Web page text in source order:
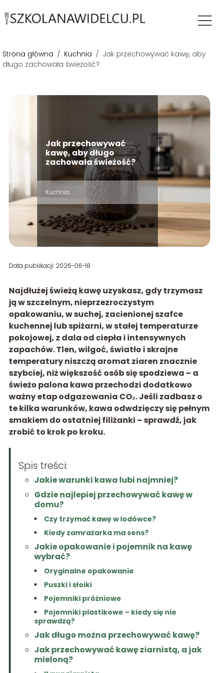
Strona główna / Kuchnia / Jak przechowywać kawę, aby
długo zachowała świeżość?
Jak przechowywać
kawę, aby długo
zachowała świeżość?
Kuchnia
Data publikacji: 2026-06-18
Najdłużej świeżą kawę uzyskasz, gdy trzymasz
ją wszczelnym, nieprzezroczystym
opakowaniu, wsuchej, zacienionej szafce
kuchennej lub spiżarni, wstałej temperaturze
pokojowej, z dala od ciepła i intensywnych
zapachów. Tlen, wilgoć, światło i skrajne
temperatury niszczą aromat ziaren znacznie
szybciej, niż większość osób się spodziewa – a
świeżo palona kawa przechodzi dodatkowo
ważny etap odgazowania CO₂. Jeśli zadbasz o
te kilka warunków, kawa odwdzięczy się pełnym
smakiem do ostatniej filiżanki – sprawdź, jak
zrobić to krok po kroku.
Spis treści:
Jakie warunki kawa lubi najmniej?
Gdzie najlepiej przechowywać kawę w
domu?
Czy trzymać kawę w lodówce?
Kiedy zamrażarka ma sens?
Jakie opakowanie i pojemnik na kawę
wybrać?
Oryginalne opakowanie
Puszki i słoiki
Pojemniki próżniowe
Pojemniki plastikowe – kiedy się nie
sprawdzą?
Jak długo można przechowywać kawę?
Jak przechowywać kawę ziarnistą, a jak
mieloną?